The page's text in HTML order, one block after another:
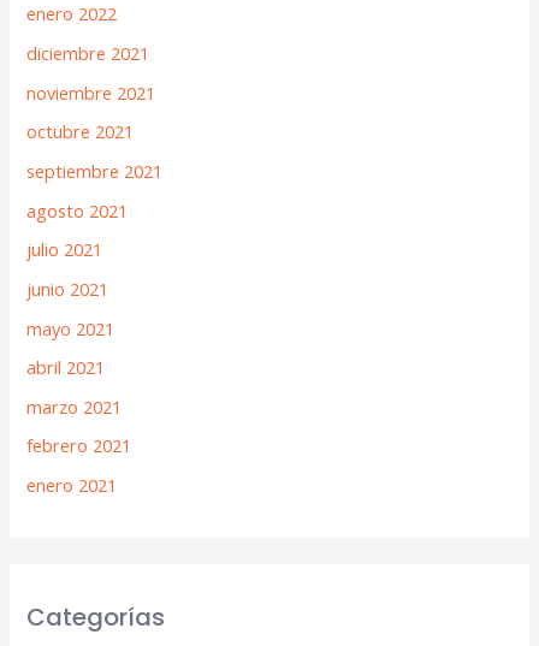
enero 2022
diciembre 2021
noviembre 2021
octubre 2021
septiembre 2021
agosto 2021
julio 2021
junio 2021
mayo 2021
abril 2021
marzo 2021
febrero 2021
enero 2021
Categorías